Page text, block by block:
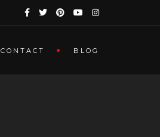
CONTACT BLOG